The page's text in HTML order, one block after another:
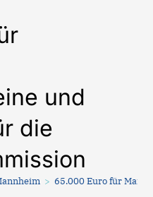
und
die
> 65.000 Euro für